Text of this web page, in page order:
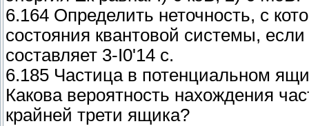
6.164 Определить неточность, с
состояния квантовой системы,
составляет 3-I0'14 с.
6.185 Частица в потенциальном
Какова вероятность нахождения
крайней трети ящика?